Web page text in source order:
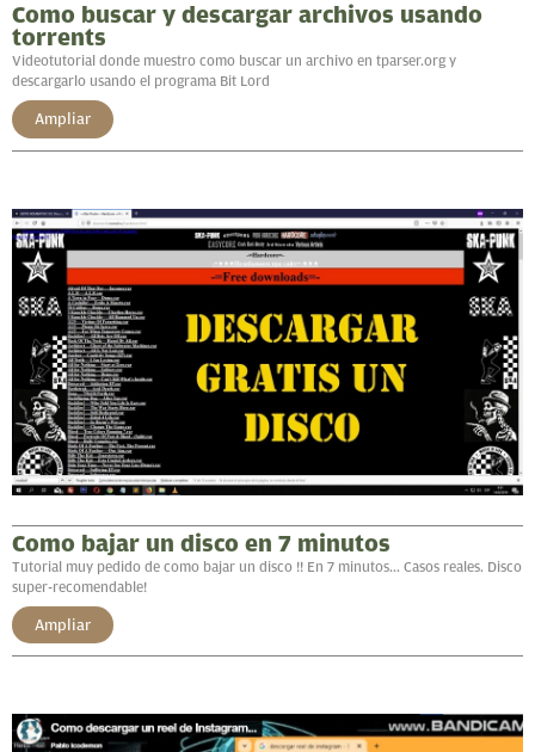
Como buscar y descargar archivos usando
torrents
Videotutorial donde muestro como buscar un archivo en tparser.org y
descargarlo usando el programa Bit Lord
Ampliar
Como bajar un disco en 7 minutos
Tutorial muy pedido de como bajar un disco !! En 7 minutos... Casos reales. Disco
super-recomendable!
Ampliar